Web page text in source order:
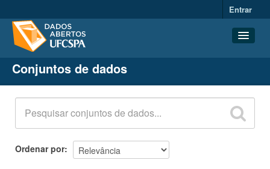
Entrar
Conjuntos de dados
Organizações
Grupos
Sobre
Conjuntos de dados
Ordenar por